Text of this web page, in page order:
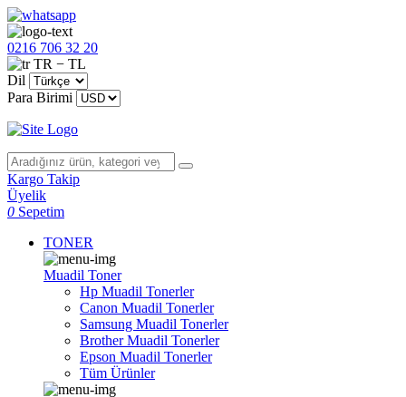
0216 706 32 20
TR − TL
Dil
Para Birimi
Kargo Takip
Üyelik
0 Sepetim
TONER
Muadil Toner
Hp Muadil Tonerler
Canon Muadil Tonerler
Samsung Muadil Tonerler
Brother Muadil Tonerler
Epson Muadil Tonerler
Tüm Ürünler